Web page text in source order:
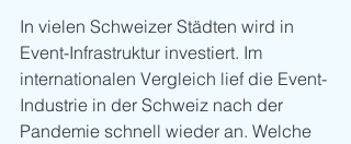
In vielen Schweizer Städten wird in
Event-Infrastruktur investiert. Im
internationalen Vergleich lief die Event-
Industrie in der Schweiz nach der
Pandemie schnell wieder an. Welche